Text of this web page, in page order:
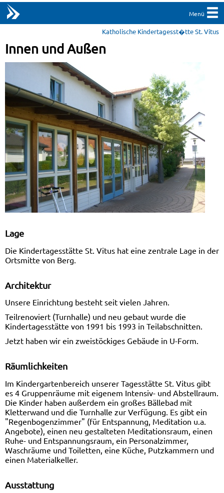
Menü
Katholische Kindertagesst�tte St. Vitus
Innen und Außen
Lage
Die Kindertagesstätte St. Vitus hat eine zentrale Lage in der
Ortsmitte von Berg.
Architektur
Unsere Einrichtung besteht seit vielen Jahren.
Teilrenoviert (Turnhalle) und neu gebaut wurde die
Kindertagesstätte von 1991 bis 1993 in Teilabschnitten.
Jetzt haben wir ein zweistöckiges Gebäude in U-Form.
Räumlichkeiten
Im Kindergartenbereich unserer Tagesstätte St. Vitus gibt
es 4 Gruppenräume mit eigenem Intensiv- und Abstellraum.
Die Kinder haben außerdem ein großes Bällebad mit
Kletterwand und die Turnhalle zur Verfügung. Es gibt ein
"Regenbogenzimmer" (für Entspannung, Meditation u.a.
Angebote), einen neu gestalteten Meditationsraum, einen
Ruhe- und Entspannungsraum, ein Personalzimmer,
Waschräume und Toiletten, eine Küche, Putzkammern und
einen Materialkeller.
Ausstattung